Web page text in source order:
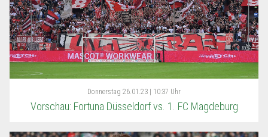
Donnerstag 26.01.23 | 10:37 Uhr
Vorschau: Fortuna Düsseldorf vs. 1. FC Magdeburg